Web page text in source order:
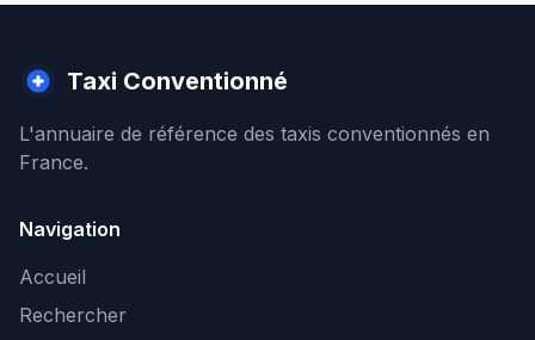
Taxi Conventionné
L'annuaire de référence des taxis conventionnés en
France.
Navigation
Accueil
Rechercher